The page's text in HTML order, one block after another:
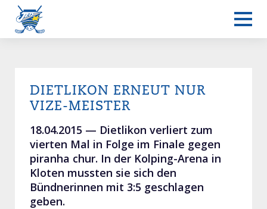
Frauen L-UPL
DIETLIKON ERNEUT NUR
VIZE-MEISTER
18.04.2015 — Dietlikon verliert zum
vierten Mal in Folge im Finale gegen
piranha chur. In der Kolping-Arena in
Kloten mussten sie sich den
Bündnerinnen mit 3:5 geschlagen
geben.